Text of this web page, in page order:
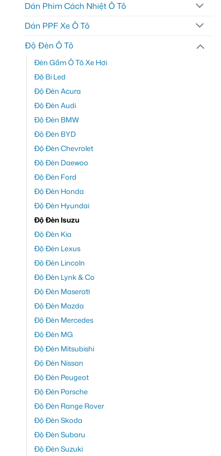
Dán Phim Cách Nhiệt Ô Tô
Dán PPF Xe Ô Tô
Độ Đèn Ô Tô
Đèn Gầm Ô Tô Xe Hơi
Độ Bi Led
Độ Đèn Acura
Độ Đèn Audi
Độ Đèn BMW
Độ Đèn BYD
Độ Đèn Chevrolet
Độ Đèn Daewoo
Độ Đèn Ford
Độ Đèn Honda
Độ Đèn Hyundai
Độ Đèn Isuzu
Độ Đèn Kia
Độ Đèn Lexus
Độ Đèn Lincoln
Độ Đèn Lynk & Co
Độ Đèn Maserati
Độ Đèn Mazda
Độ Đèn Mercedes
Độ Đèn MG
Độ Đèn Mitsubishi
Độ Đèn Nissan
Độ Đèn Peugeot
Độ Đèn Porsche
Độ Đèn Range Rover
Độ Đèn Skoda
Độ Đèn Subaru
Độ Đèn Suzuki